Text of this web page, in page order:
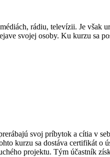
rádiu, televízii. Je však
svojej osoby. Ku kurzu sa
svoj príbytok a cítia v
kurzu sa dostáva certifikát
projektu. Tým účastník